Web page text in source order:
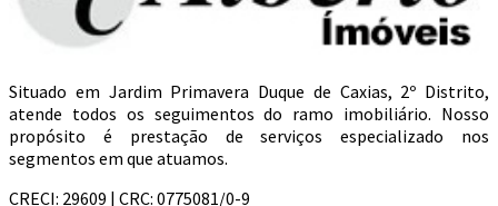
Situado em Jardim Primavera Duque de Caxias, 2º Distrito,
atende todos os seguimentos do ramo imobiliário. Nosso
propósito é prestação de serviços especializado nos
segmentos em que atuamos.
CRECI: 29609 | CRC: 0775081/0-9